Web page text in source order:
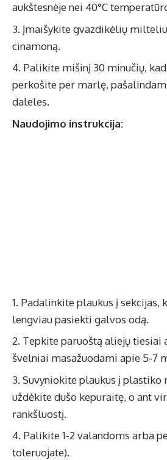
aukštesnėje nei 40°C
Įmaišykite gvazdikėlių
cinamoną.
Palikite mišinį 30 minučių,
perkošite per marlę,
daleles.
Naudojimo instrukcija:
Padalinkite plaukus į sekcijas,
lengviau pasiekti galvos odą.
Tepkite paruoštą aliejų tiesiai
švelniai masažuodami apie 5-7
Suvyniokite plaukus į plastiko
uždėkite dušo kepuraitę, o ant
rankšluostį.
Palikite 1-2 valandoms arba
toleruojate).